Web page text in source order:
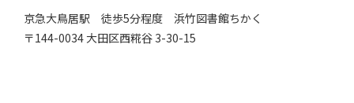
京急大鳥居駅 徒歩5分程度 浜竹図書館ちかく
〒144-0034 大田区⻄糀谷 3-30-15